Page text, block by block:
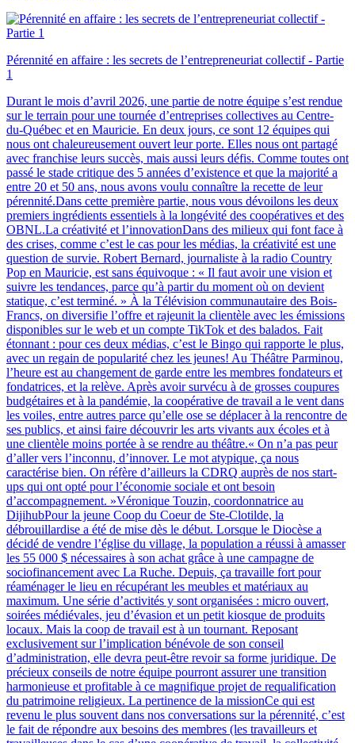
Pérennité en affaire : les secrets de l’entrepreneuriat collectif - Partie
1
Durant le mois d’avril 2026, une partie de notre équipe s’est rendue
sur le terrain pour une tournée d’entreprises collectives au Centre-
du-Québec et en Mauricie. En deux jours, ce sont 12 équipes qui
nous ont chaleureusement ouvert leur porte. Elles nous ont partagé
avec franchise leurs succès, mais aussi leurs défis. Comme toutes ont
passé le stade critique des 5 années d’existence et que la majorité a
entre 20 et 50 ans, nous avons voulu connaître la recette de leur
pérennité.Dans cette première partie, nous vous dévoilons les deux
premiers ingrédients essentiels à la longévité des coopératives et des
OBNL.La créativité et l’innovationDans des milieux qui font face à
des crises, comme c’est le cas pour les médias, la créativité est une
question de survie. Robert Bernard, journaliste à la radio Country
Pop en Mauricie, est sans équivoque : « Il faut avoir une vision et
suivre les tendances, parce qu’à partir du moment où on devient
statique, c’est terminé. » À la Télévision communautaire des Bois-
Francs, on diversifie l’offre et rajeunit la clientèle avec les émissions
disponibles sur le web et un compte TikTok et des balados. Fait
étonnant : pour ces deux médias, c’est le Bingo qui rapporte le plus,
avec un regain de popularité chez les jeunes! Au Théâtre Parminou,
l’heure est au changement de garde entre les membres fondateurs et
fondatrices, et la relève. Après avoir survécu à de grosses coupures
budgétaires et à la pandémie, la coopérative de travail a le vent dans
les voiles, entre autres parce qu’elle ose se déplacer à la rencontre de
ses publics, et ainsi faire découvrir les arts vivants aux écoles et à
une clientèle moins portée à se rendre au théâtre.« On n’a pas peur
d’aller vers l’inconnu, d’innover. Le mot atypique, ça nous
caractérise bien. On réfère d’ailleurs la CDRQ auprès de nos start-
ups qui ont opté pour l’économie sociale et ont besoin
d’accompagnement. »Véronique Touzin, coordonnatrice au
DijihubPour la jeune Coop du Coeur de Ste-Clotilde, la
débrouillardise a été de mise dès le début. Lorsque le Diocèse a
décidé de vendre l’église du village, la population a réussi à amasser
les 55 000 $ nécessaires à son achat grâce à une campagne de
sociofinancement avec La Ruche. Depuis, ça travaille fort pour
réaménager le lieu en récupérant les meubles et matériaux au
maximum. Une série d’activités y sont organisées : micro ouvert,
soirées médiévales, jeu d’évasion et un petit kiosque de produits
locaux. Mais la coop de travail est à un tournant. Reposant
exclusivement sur l’implication bénévole de son conseil
d’administration, elle devra peut-être revoir sa forme juridique. De
précieux conseils de notre équipe pourront assurer une transition
harmonieuse et profitable à ce magnifique projet de requalification
du patrimoine religieux. La pertinence de la missionCe qui est
revenu le plus souvent dans nos conversations sur la pérennité, c’est
le fait de répondre aux besoins des membres (les travailleurs et